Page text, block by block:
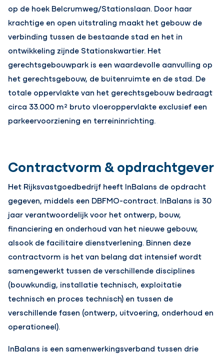
op de hoek Belcrumweg/Stationslaan. Door haar
krachtige en open uitstraling maakt het gebouw de
verbinding tussen de bestaande stad en het in
ontwikkeling zijnde Stationskwartier. Het
gerechtsgebouwpark is een waardevolle aanvulling op
het gerechtsgebouw, de buitenruimte en de stad. De
totale oppervlakte van het gerechtsgebouw bedraagt
circa 33.000 m² bruto vloeroppervlakte exclusief een
parkeervoorziening en terreininrichting.
Contractvorm & opdrachtgever
Het Rijksvastgoedbedrijf heeft InBalans de opdracht
gegeven, middels een DBFMO-contract. InBalans is 30
jaar verantwoordelijk voor het ontwerp, bouw,
financiering en onderhoud van het nieuwe gebouw,
alsook de facilitaire dienstverlening. Binnen deze
contractvorm is het van belang dat intensief wordt
samengewerkt tussen de verschillende disciplines
(bouwkundig, installatie technisch, exploitatie
technisch en proces technisch) en tussen de
verschillende fasen (ontwerp, uitvoering, onderhoud en
operationeel).
InBalans is een samenwerkingsverband tussen drie